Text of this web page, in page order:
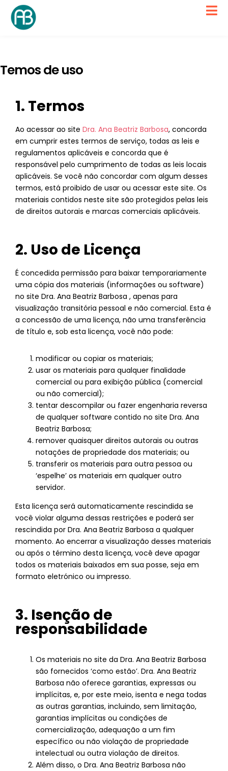
Temos de uso
1. Termos
Ao acessar ao site Dra. Ana Beatriz Barbosa, concorda
em cumprir estes termos de serviço, todas as leis e
regulamentos aplicáveis ​​e concorda que é
responsável pelo cumprimento de todas as leis locais
aplicáveis. Se você não concordar com algum desses
termos, está proibido de usar ou acessar este site. Os
materiais contidos neste site são protegidos pelas leis
de direitos autorais e marcas comerciais aplicáveis.
2. Uso de Licença
É concedida permissão para baixar temporariamente
uma cópia dos materiais (informações ou software)
no site Dra. Ana Beatriz Barbosa , apenas para
visualização transitória pessoal e não comercial. Esta é
a concessão de uma licença, não uma transferência
de título e, sob esta licença, você não pode:
modificar ou copiar os materiais;
usar os materiais para qualquer finalidade
comercial ou para exibição pública (comercial
ou não comercial);
tentar descompilar ou fazer engenharia reversa
de qualquer software contido no site Dra. Ana
Beatriz Barbosa;
remover quaisquer direitos autorais ou outras
notações de propriedade dos materiais; ou
transferir os materiais para outra pessoa ou
‘espelhe’ os materiais em qualquer outro
servidor.
Esta licença será automaticamente rescindida se
você violar alguma dessas restrições e poderá ser
rescindida por Dra. Ana Beatriz Barbosa a qualquer
momento. Ao encerrar a visualização desses materiais
ou após o término desta licença, você deve apagar
todos os materiais baixados em sua posse, seja em
formato eletrónico ou impresso.
3. Isenção de
responsabilidade
Os materiais no site da Dra. Ana Beatriz Barbosa
são fornecidos ‘como estão’. Dra. Ana Beatriz
Barbosa não oferece garantias, expressas ou
implícitas, e, por este meio, isenta e nega todas
as outras garantias, incluindo, sem limitação,
garantias implícitas ou condições de
comercialização, adequação a um fim
específico ou não violação de propriedade
intelectual ou outra violação de direitos.
Além disso, o Dra. Ana Beatriz Barbosa não